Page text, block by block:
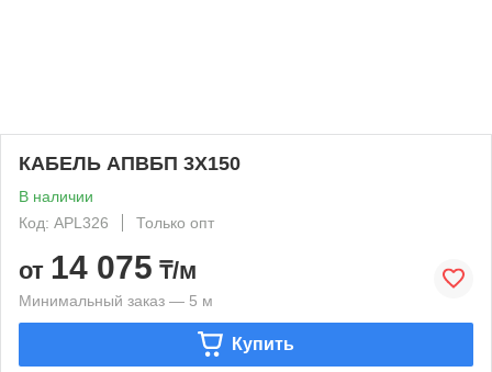
КАБЕЛЬ АПВБП 3Х150
В наличии
Код: APL326
Только опт
от 14 075 ₸/м
Минимальный заказ — 5 м
Купить